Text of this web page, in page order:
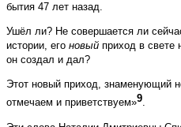
бытия 47 лет назад.
Ушёл ли? Не совершается ли
истории, его новый приход в свете
он создал и дал?
Этот новый приход, знаменующий
отмечаем и приветствуем»9.